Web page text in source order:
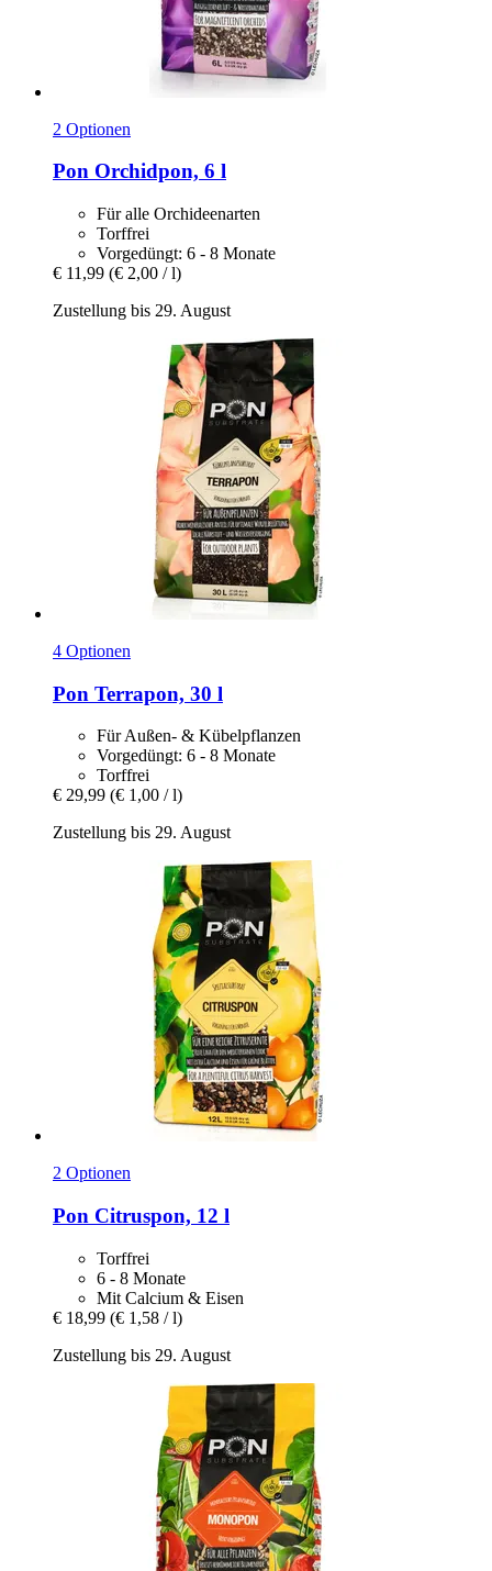
2 Optionen
Pon Orchidpon, 6 l
Für alle Orchideenarten
Torffrei
Vorgedüngt: 6 - 8 Monate
€ 11,99 (€ 2,00 / l)
Zustellung bis 29. August
4 Optionen
Pon Terrapon, 30 l
Für Außen- & Kübelpflanzen
Vorgedüngt: 6 - 8 Monate
Torffrei
€ 29,99 (€ 1,00 / l)
Zustellung bis 29. August
2 Optionen
Pon Citruspon, 12 l
Torffrei
6 - 8 Monate
Mit Calcium & Eisen
€ 18,99 (€ 1,58 / l)
Zustellung bis 29. August